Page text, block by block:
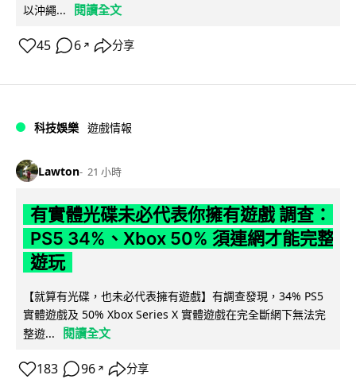
以沖繩...
閱讀全文
45 6 ↗ 分享
科技娛樂 遊戲情報
Lawton 21 小時
有實體光碟未必代表你擁有遊戲 調查：
PS5 34%、Xbox 50% 須連網才能完整
遊玩
【就算有光碟，也未必代表擁有遊戲】有調查發現，34% PS5
實體遊戲及 50% Xbox Series X 實體遊戲在完全斷網下無法完
整遊...
閱讀全文
183 96 ↗ 分享